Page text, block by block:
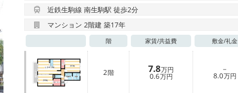
近鉄生駒線 南生駒駅 徒歩2分
マンション 2階建 築17年
階 家賃/共益費 敷金/礼金
2階 7.8万円
0.6万円
－
8.0万円